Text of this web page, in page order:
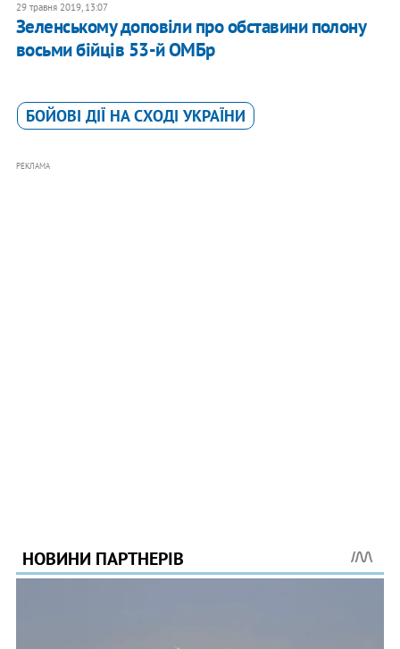
29 травня 2019, 13:07
Зеленському доповіли про обставини полону
восьми бійців 53-й ОМБр
БОЙОВІ ДІЇ НА СХОДІ УКРАЇНИ
РЕКЛАМА